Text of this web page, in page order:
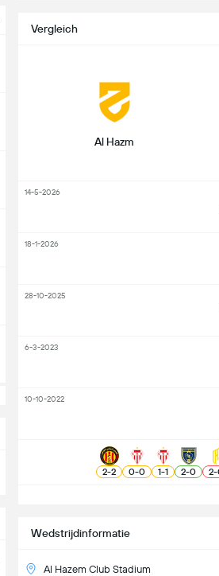
Wedstrijdinformatie
Al Hazem Club Stadium
Vergleich
Al Hazm
14-5-2026
18-1-2026
28-10-2025
6-3-2023
10-10-2022
2-2 0-0 1-1 2-0 2-